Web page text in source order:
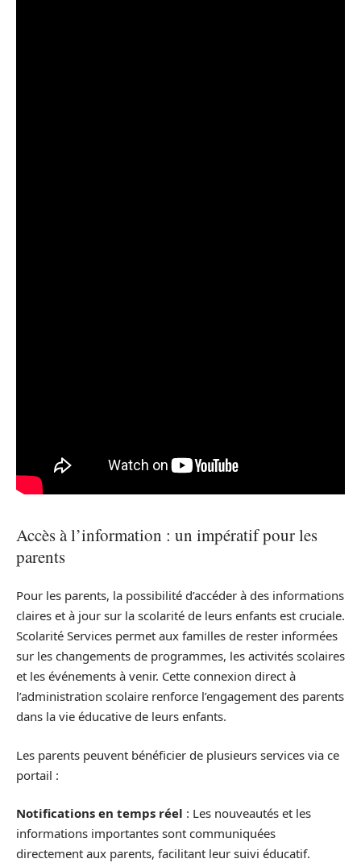
Accès à l’information : un impératif pour les
parents
Pour les parents, la possibilité d’accéder à des informations
claires et à jour sur la scolarité de leurs enfants est cruciale.
Scolarité Services permet aux familles de rester informées
sur les changements de programmes, les activités scolaires
et les événements à venir. Cette connexion direct à
l’administration scolaire renforce l’engagement des parents
dans la vie éducative de leurs enfants.
Les parents peuvent bénéficier de plusieurs services via ce
portail :
Notifications en temps réel : Les nouveautés et les
informations importantes sont communiquées
directement aux parents, facilitant leur suivi éducatif.